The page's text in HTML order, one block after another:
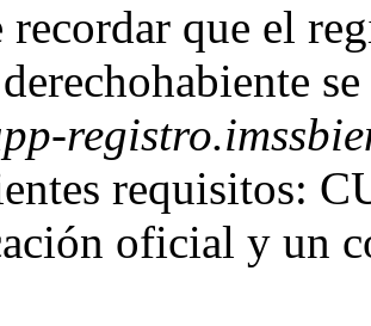
recordar que el
requisitos:
oficial y un